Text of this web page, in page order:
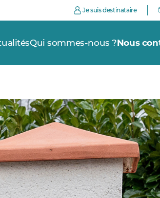
Je suis destinataire
Qui sommes-nous ? Nous